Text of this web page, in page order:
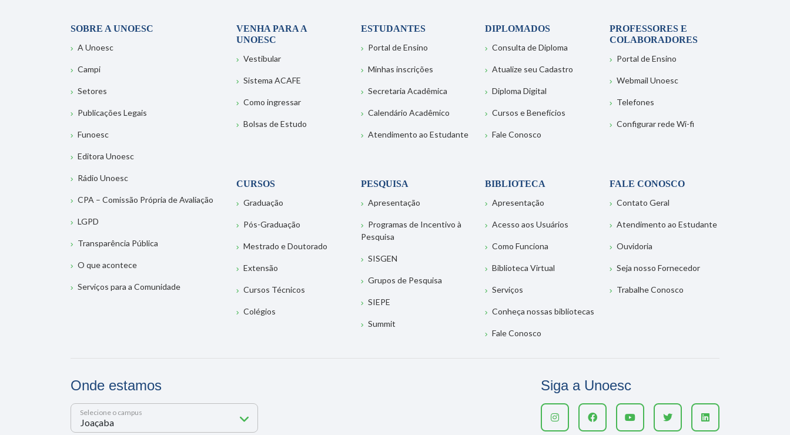
SOBRE A UNOESC
A Unoesc
Campi
Setores
Publicações Legais
Funoesc
Editora Unoesc
Rádio Unoesc
CPA – Comissão Própria de Avaliação
LGPD
Transparência Pública
O que acontece
Serviços para a Comunidade
VENHA PARA A
UNOESC
Vestibular
Sistema ACAFE
Como ingressar
Bolsas de Estudo
ESTUDANTES
Portal de Ensino
Minhas inscrições
Secretaria Acadêmica
Calendário Acadêmico
Atendimento ao Estudante
DIPLOMADOS
Consulta de Diploma
Atualize seu Cadastro
Diploma Digital
Cursos e Benefícios
Fale Conosco
PROFESSORES E
COLABORADORES
Portal de Ensino
Webmail Unoesc
Telefones
Configurar rede Wi-fi
CURSOS
Graduação
Pós-Graduação
Mestrado e Doutorado
Extensão
Cursos Técnicos
Colégios
PESQUISA
Apresentação
Programas de Incentivo à
Pesquisa
SISGEN
Grupos de Pesquisa
SIEPE
Summit
BIBLIOTECA
Apresentação
Acesso aos Usuários
Como Funciona
Biblioteca Virtual
Serviços
Conheça nossas bibliotecas
Fale Conosco
FALE CONOSCO
Contato Geral
Atendimento ao Estudante
Ouvidoria
Seja nosso Fornecedor
Trabalhe Conosco
Onde estamos
Selecione o campus
Siga a Unoesc